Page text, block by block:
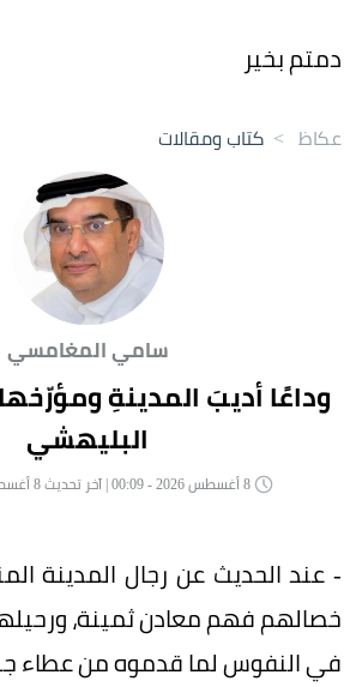
دمتم بخير
عكاظ > كتاب ومقالات
سامي المغامسي
وداعًا أديبَ المدينةِ
البليهشي
- عند الحديث عن رجال المدينة
خصالهم فهم معادن ثمينة،
في النفوس لما قدموه من عطاء